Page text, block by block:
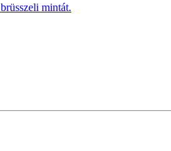
mintát.